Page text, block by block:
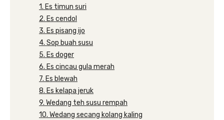
1. Es timun suri
2. Es cendol
3. Es pisang ijo
4. Sop buah susu
5. Es doger
6. Es cincau gula merah
7. Es blewah
8. Es kelapa jeruk
9. Wedang teh susu rempah
10. Wedang secang kolang kaling